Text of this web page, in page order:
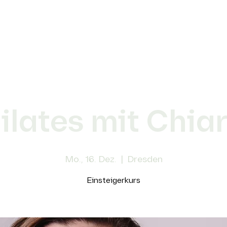
mit
Mo., 16. Dez. Dresden
Einsteigerkurs